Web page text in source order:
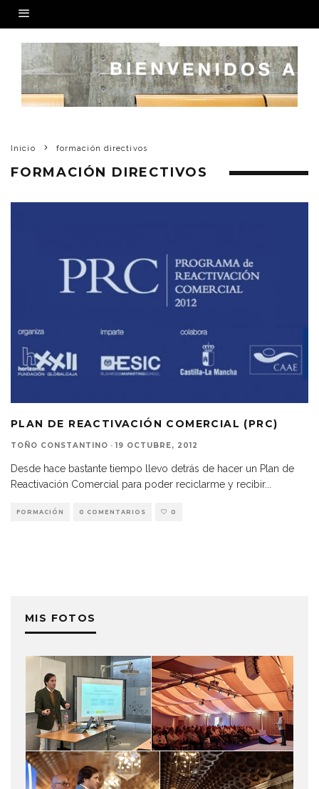
Inicio formación directivos
FORMACIÓN DIRECTIVOS
PLAN DE REACTIVACIÓN COMERCIAL (PRC)
TOÑO CONSTANTINO · 19 OCTUBRE, 2012
Desde hace bastante tiempo llevo detrás de hacer un Plan de
Reactivación Comercial para poder reciclarme y recibir...
FORMACIÓN 0 COMENTARIOS 0
MIS FOTOS